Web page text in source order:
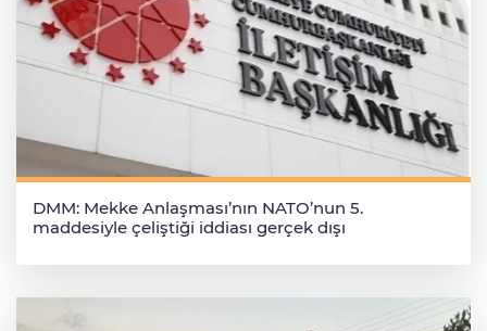
DMM: Mekke Anlaşması’nın NATO’nun 5.
maddesiyle çeliştiği iddiası gerçek dışı